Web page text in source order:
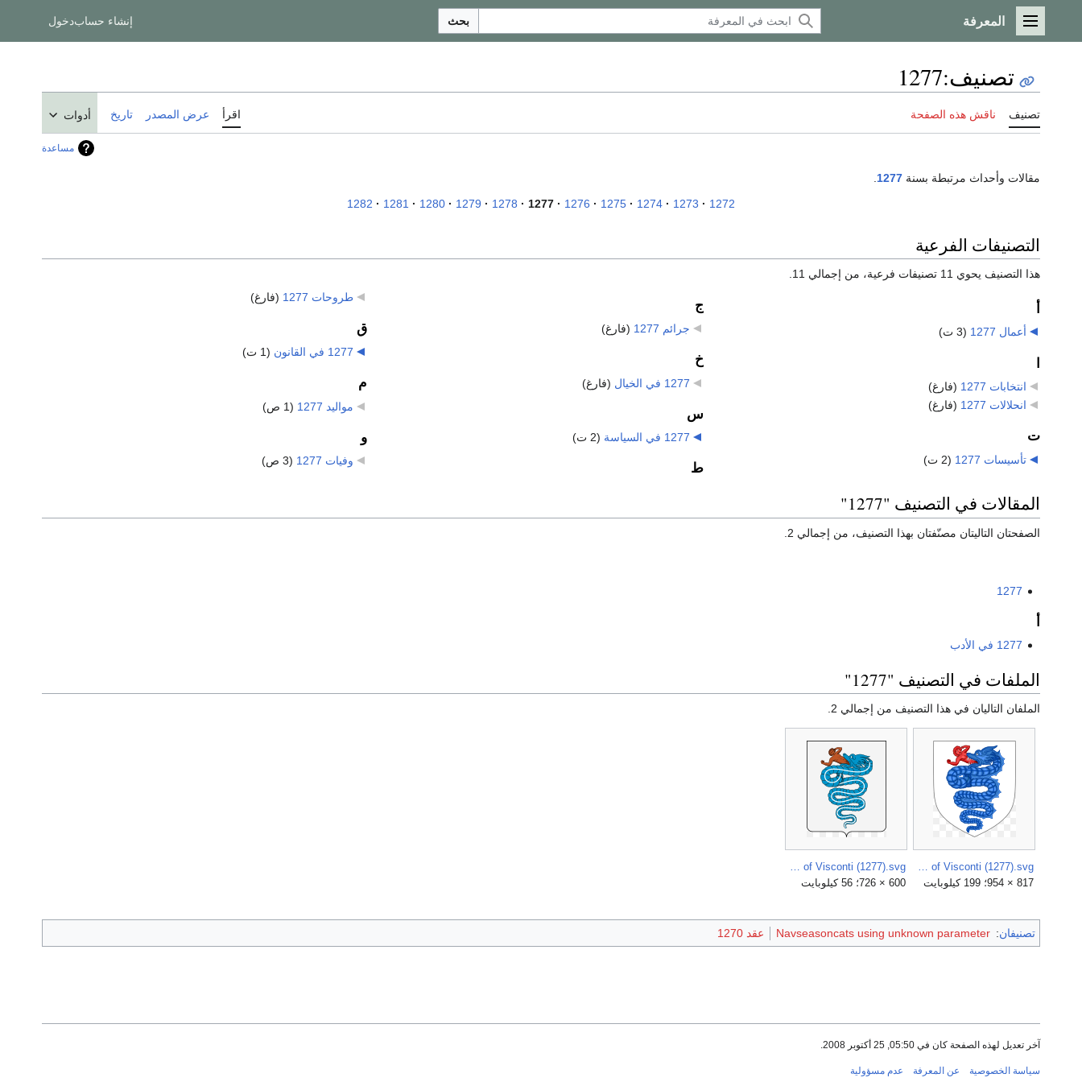
القائمة الرئيسية
المعرفة بحث إنشاء حسابدخول
تصنيف:
1277
تصنيف ناقش هذه الصفحة اقرأ عرض المصدر تاريخ أدوات
مساعدة
مقالات وأحداث مرتبطة بسنة 1277
1272
1273
1274
1275
1276
1277
1278
1279
1280
1281
1282
التصنيفات الفرعية
هذا التصنيف يحوي 11 تصنيفات فرعية، من إجمالي 11.
أعمال 1277 (3 ت)
انتخابات 1277
(فارغ)
انحلالات 1277
(فارغ)
ت
تأسيسات 1277 (2 ت)
ج
جرائم 1277 (فارغ)
خ
1277 في الخيال (فارغ)
س
1277 في السياسة (2 ت)
ط
طروحات 1277 (فارغ)
ق
1277 في القانون (1 ت)
م
مواليد 1277 (1 ص)
و
وفيات 1277 (3 ص)
المقالات في التصنيف "1277"
الصفحتان التاليتان مصنّفتان بهذا التصنيف، من إجمالي 2.
1277
1277 في الأدب
الملفات في التصنيف "1277"
الملفان التاليان في هذا التصنيف من إجمالي 2.
Arms of the House of Visconti (1277).svg
817 × 954؛ 199 كيلوبايت
Coat of arms of the House of Visconti (1277).svg
600 × 726؛ 56 كيلوبايت
تصنيفان:
Navseasoncats using unknown parameter عقد 1270
آخر تعديل لهذه الصفحة كان في 05:50, 25 أكتوبر 2008.
سياسة الخصوصية عن المعرفة عدم مسؤولية